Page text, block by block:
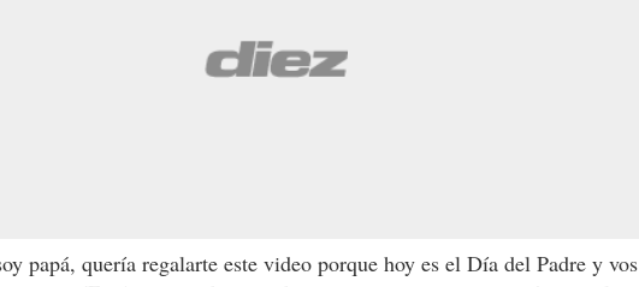
papá, quería regalarte este video porque hoy es el Día del Padre y vos